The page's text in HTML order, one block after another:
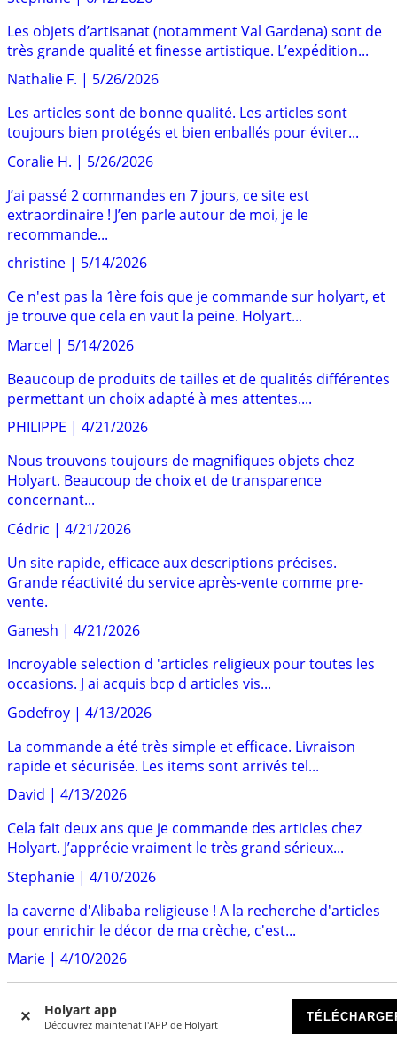
Holyart app
Découvrez maintenat l'APP de Holyart
Les objets d’artisanat (notamment Val Gardena) sont de
très grande qualité et finesse artistique. L’expédition...
Nathalie F. | 5/26/2026
Les articles sont de bonne qualité. Les articles sont
toujours bien protégés et bien enballés pour éviter...
Coralie H. | 5/26/2026
J’ai passé 2 commandes en 7 jours, ce site est
extraordinaire ! J’en parle autour de moi, je le
recommande...
christine | 5/14/2026
Ce n'est pas la 1ère fois que je commande sur holyart, et
je trouve que cela en vaut la peine. Holyart...
Marcel | 5/14/2026
Beaucoup de produits de tailles et de qualités différentes
permettant un choix adapté à mes attentes....
PHILIPPE | 4/21/2026
Nous trouvons toujours de magnifiques objets chez
Holyart. Beaucoup de choix et de transparence
concernant...
Cédric | 4/21/2026
Un site rapide, efficace aux descriptions précises.
Grande réactivité du service après-vente comme pre-
vente.
Ganesh | 4/21/2026
Incroyable selection d 'articles religieux pour toutes les
occasions. J ai acquis bcp d articles vis...
Godefroy | 4/13/2026
La commande a été très simple et efficace. Livraison
rapide et sécurisée. Les items sont arrivés tel...
David | 4/13/2026
Cela fait deux ans que je commande des articles chez
Holyart. J’apprécie vraiment le très grand sérieux...
Stephanie | 4/10/2026
la caverne d'Alibaba religieuse ! A la recherche d'articles
pour enrichir le décor de ma crèche, c'est...
Marie | 4/10/2026
qualité. La commande est facile et l’envoi bien...